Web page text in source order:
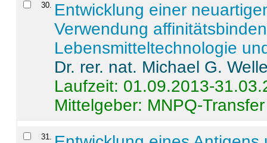
30. Entwicklung einer
Verwendung
Lebensmitteltechnologie
Dr. rer. nat. Michael G.
Laufzeit: 01.09.2013-
Mittelgeber: MNPQ-Transfer
31.